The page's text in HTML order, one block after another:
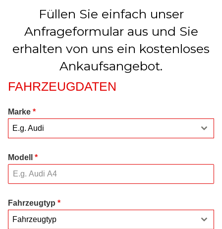
Füllen Sie einfach unser
Anfrageformular aus und Sie
erhalten von uns ein kostenloses
Ankaufsangebot.
FAHRZEUGDATEN
Marke *
E.g. Audi
Modell *
Fahrzeugtyp *
Fahrzeugtyp